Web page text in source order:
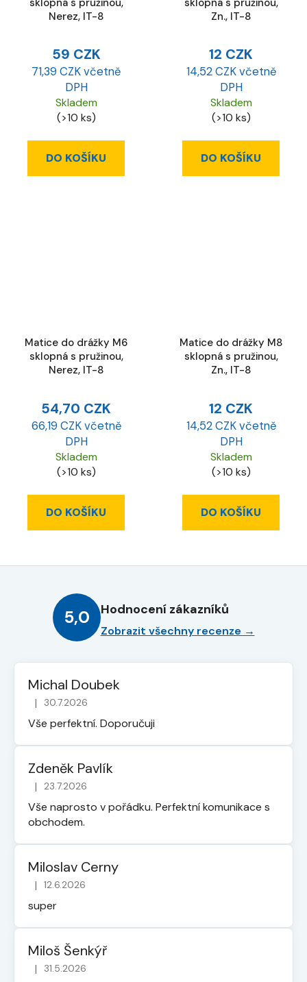
Nerez, IT-8
59 CZK
71,39 CZK včetně
DPH
Skladem
(>10 ks)
DO KOŠÍKU
Zn., IT-8
12 CZK
14,52 CZK včetně
DPH
Skladem
(>10 ks)
DO KOŠÍKU
Matice do drážky M6
sklopná s pružinou,
Nerez, IT-8
54,70 CZK
66,19 CZK včetně
DPH
Skladem
(>10 ks)
DO KOŠÍKU
Matice do drážky M8
sklopná s pružinou,
Zn., IT-8
12 CZK
14,52 CZK včetně
DPH
Skladem
(>10 ks)
DO KOŠÍKU
5,0 Hodnocení zákazníků
Zobrazit všechny recenze →
Michal Doubek
Hodnocení obchodu je 5 z 5 hvězdiček.
| 30.7.2026
Vše perfektní. Doporučuji
Zdeněk Pavlík
Hodnocení obchodu je 5 z 5 hvězdiček.
| 23.7.2026
Vše naprosto v pořádku. Perfektní komunikace s
obchodem.
Miloslav Cerny
Hodnocení obchodu je 5 z 5 hvězdiček.
| 12.6.2026
super
Miloš Šenkýř
Hodnocení obchodu je 5 z 5 hvězdiček.
| 31.5.2026